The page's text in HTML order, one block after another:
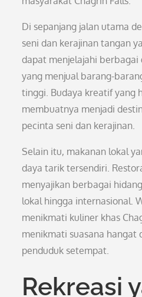
Di sepanjang jalan utama
seni dan kerajinan tangan
dapat menjelajahi
yang menjual barang-
tinggi. Budaya kreatif yang
membuatnya menjadi
pecinta seni dan kerajinan.
Selain itu, makanan lokal
daya tarik tersendiri.
menyajikan berbagai
lokal hingga internasional.
menikmati kuliner khas
menikmati suasana hangat
penduduk setempat.
Rekreasi